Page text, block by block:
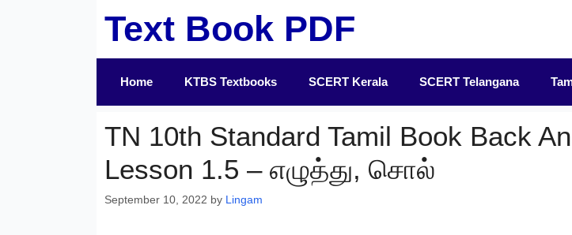
Text Book PDF
Home KTBS Textbooks SCERT Kerala SCERT Telangana
TN 10th Standard Tamil Book Back
Lesson 1.5 – எழுத்து, சொல்
September 10, 2022 by Lingam